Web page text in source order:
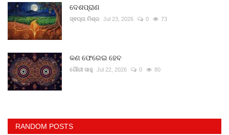
ଦେଶପ୍ରାଣ
ସ୍ଵପ୍ନା ମିଶ୍ର Jul 23, 2026 0 73
କଣ ଫେରେଇ ହେବ
ଗୌରୀ ସାହୁ Jul 22, 2026 0 80
RANDOM POSTS